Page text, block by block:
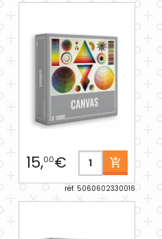
15,00€
réf. 5060602330016